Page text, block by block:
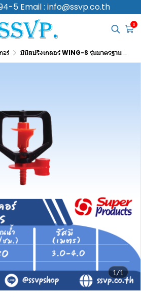
5 Email : info@ssvp.co.th
0
อร์ มินิสปริงเกลอร์ WING-S รุ่นมาตรฐาน ปริมาณน้ำ 280 (L/H) รัศมี 3.0-4.0 เมตร รหัส 351-40280-10 (แพ็ค 10 ตัว)
1/1